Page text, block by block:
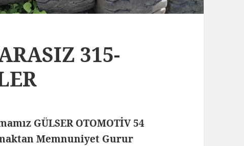
315-
GÜLSER OTOMOTİV 54
Memnuniyet Gurur